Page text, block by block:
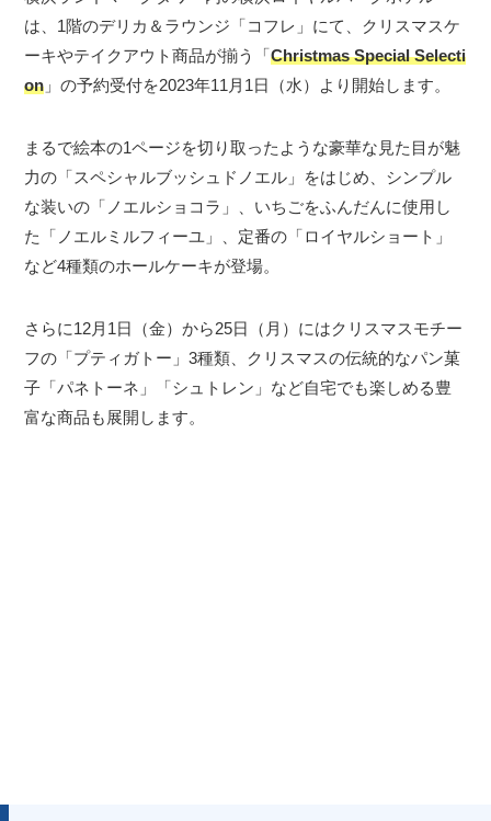
は、1階のデリカ＆ラウンジ「コフレ」にて、クリスマスケ
ーキやテイクアウト商品が揃う「Christmas Special Selecti
on 」の予約受付を2023年11月1日（水）より開始します。
まるで絵本の1ページを切り取ったような豪華な見た目が魅
力の「スペシャルブッシュドノエル」をはじめ、シンプル
な装いの「ノエルショコラ」、いちごをふんだんに使用し
た「ノエルミルフィーユ」、定番の「ロイヤルショート」
など4種類のホールケーキが登場。
さらに12月1日（金）から25日（月）にはクリスマスモチー
フの「プティガトー」3種類、クリスマスの伝統的なパン菓
子「パネトーネ」「シュトレン」など自宅でも楽しめる豊
富な商品も展開します。